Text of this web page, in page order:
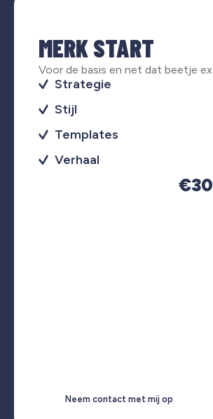
MERK START
Voor de basis en net dat beetje
Strategie
Stijl
Templates
Verhaal
Neem contact met mij op